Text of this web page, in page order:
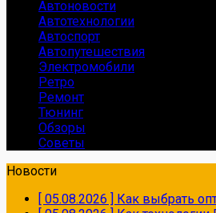
Автоновости
Автотехнологии
Автоспорт
Автопутешествия
Электромобили
Ретро
Ремонт
Тюнинг
Обзоры
Советы
Новости
[ 05.08.2026 ] Как выбрать